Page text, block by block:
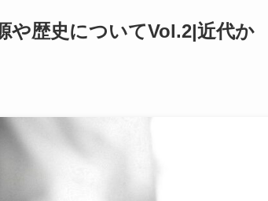
や歴史についてVol.2|近代か